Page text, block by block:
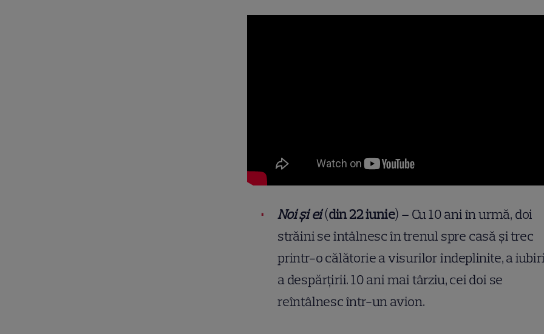
Noi și ei(din 22 iunie) – Cu 10 ani în urmă, doi
străini se întâlnesc în trenul spre casă și trec
printr-o călătorie a visurilor îndeplinite, a
a despărțirii. 10 ani mai târziu, cei doi se
reîntâlnesc într-un avion.